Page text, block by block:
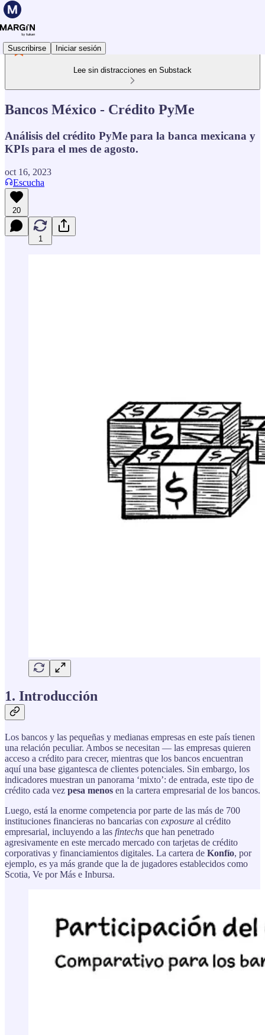
Suscribirse Iniciar sesión
Lee sin distracciones en Substack
Bancos México - Crédito PyMe
Análisis del crédito PyMe para la banca mexicana y
KPIs para el mes de agosto.
oct 16, 2023
Escucha
20
1
1. Introducción
Los bancos y las pequeñas y medianas empresas en este país tienen
una relación peculiar. Ambos se necesitan — las empresas quieren
acceso a crédito para crecer, mientras que los bancos encuentran
aquí una base gigantesca de clientes potenciales. Sin embargo, los
indicadores muestran un panorama ‘mixto’: de entrada, este tipo de
crédito cada vez pesa menos en la cartera empresarial de los bancos.
Luego, está la enorme competencia por parte de las más de 700
instituciones financieras no bancarias con exposure al crédito
empresarial, incluyendo a las fintechs que han penetrado
agresivamente en este mercado mercado con tarjetas de crédito
corporativas y financiamientos digitales. La cartera de Konfío, por
ejemplo, es ya más grande que la de jugadores establecidos como
Scotia, Ve por Más e Inbursa.